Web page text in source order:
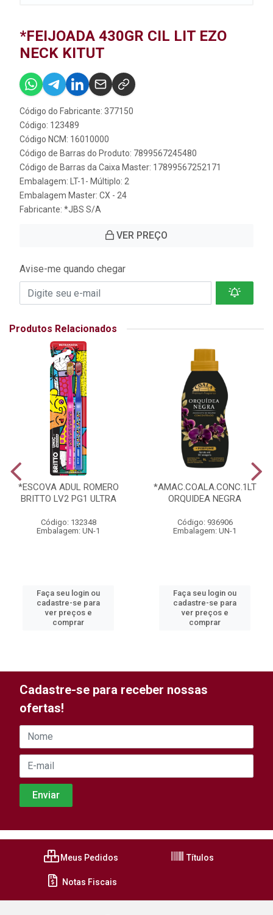
*FEIJOADA 430GR CIL LIT EZO
NECK KITUT
Código do Fabricante: 377150
Código: 123489
Código NCM: 16010000
Código de Barras do Produto: 7899567245480
Código de Barras da Caixa Master: 17899567252171
Embalagem: LT-1- Múltiplo: 2
Embalagem Master: CX - 24
Fabricante: *JBS S/A
VER PREÇO
Avise-me quando chegar
Produtos Relacionados
*ESCOVA ADUL ROMERO
BRITTO LV2 PG1 ULTRA
Código: 132348
Embalagem: UN-1
Faça seu login ou
cadastre-se para
ver preços e
comprar
*AMAC.COALA.CONC.1LT
ORQUIDEA NEGRA
Código: 936906
Embalagem: UN-1
Faça seu login ou
cadastre-se para
ver preços e
comprar
Cadastre-se para receber nossas
ofertas!
Meus Pedidos Títulos
Notas Fiscais